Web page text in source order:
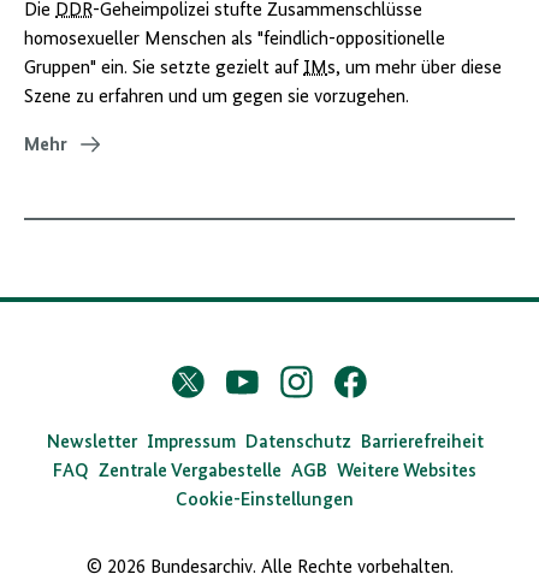
Die DDR-Geheimpolizei stufte Zusammenschlüsse
homosexueller Menschen als "feindlich-oppositionelle
Gruppen" ein. Sie setzte gezielt auf IMs, um mehr über diese
Szene zu erfahren und um gegen sie vorzugehen.
Mehr
D
s
B
Twitter
X
YouTubeInstagramFacebook
Newsletter Impressum Datenschutz
Barrierefreiheit
FAQ Zentrale Vergabestelle AGB Weitere Websites
Cookie-Einstellungen
© 2026 Bundesarchiv. Alle Rechte vorbehalten.